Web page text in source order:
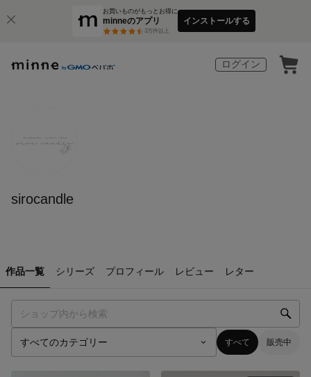
お買いものがもっとお得に
minneのアプリ
3万件以上
インストールする
ログイン
sirocandle
作品一覧 シリーズ プロフィール レビュー レター
すべて 販売中